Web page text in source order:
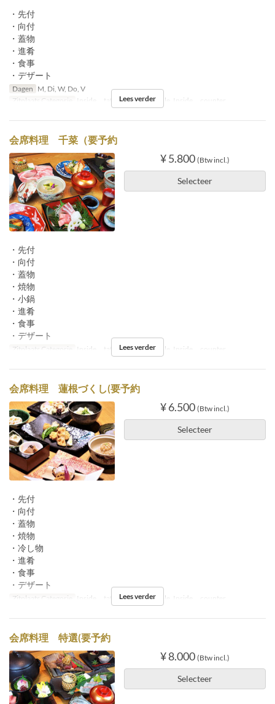
・先付
・向付
・蓋物
・進肴
・食事
・デザート
Dagen M, Di, W, Do, V
Zitplaats Categorie
Inside tatami, Inside table, Inside counter
Lees verder
会席料理 千菜（要予約
¥ 5.800 (Btw incl.)
Selecteer
・先付
・向付
・蓋物
・焼物
・小鍋
・進肴
・食事
・デザート
Zitplaats Categorie Inside tatami, Inside table, Inside counter
Lees verder
会席料理 蓮根づくし(要予約
¥ 6.500 (Btw incl.)
Selecteer
・先付
・向付
・蓋物
・焼物
・冷し物
・進肴
・食事
・デザート
Zitplaats Categorie Inside tatami, Inside table, Inside counter
Lees verder
会席料理 特選(要予約
¥ 8.000 (Btw incl.)
Selecteer